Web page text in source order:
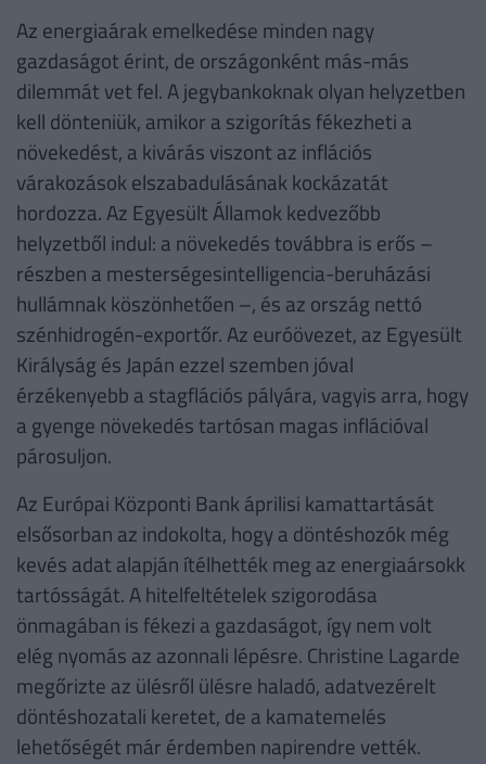
Az energiaárak emelkedése minden nagy
gazdaságot érint, de országonként más-más
dilemmát vet fel. A jegybankoknak olyan helyzetben
kell dönteniük, amikor a szigorítás fékezheti a
növekedést, a kivárás viszont az inflációs
várakozások elszabadulásának kockázatát
hordozza. Az Egyesült Államok kedvezőbb
helyzetből indul: a növekedés továbbra is erős –
részben a mesterségesintelligencia-beruházási
hullámnak köszönhetően –, és az ország nettó
szénhidrogén-exportőr. Az euróövezet, az Egyesült
Királyság és Japán ezzel szemben jóval
érzékenyebb a stagflációs pályára, vagyis arra, hogy
a gyenge növekedés tartósan magas inflációval
párosuljon.
Az Európai Központi Bank áprilisi kamattartását
elsősorban az indokolta, hogy a döntéshozók még
kevés adat alapján ítélhették meg az energiaársokk
tartósságát. A hitelfeltételek szigorodása
önmagában is fékezi a gazdaságot, így nem volt
elég nyomás az azonnali lépésre. Christine Lagarde
megőrizte az ülésről ülésre haladó, adatvezérelt
döntéshozatali keretet, de a kamatemelés
lehetőségét már érdemben napirendre vették.